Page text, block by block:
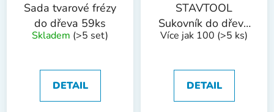
Sada tvarové frézy
do dřeva 59ks
Skladem (>5 set)
DETAIL
STAVTOOL
Sukovník do dřeva
s SK plátky | 15
Více jak 100 (>5 ks)
DETAIL